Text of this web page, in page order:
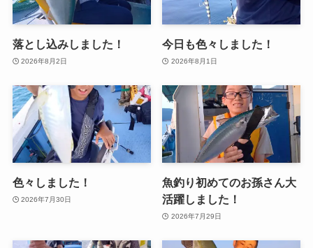
落とし込みしました！
2026年8月2日
今日も色々しました！
2026年8月1日
色々しました！
2026年7月30日
魚釣り初めてのお孫さん大
活躍しました！
2026年7月29日